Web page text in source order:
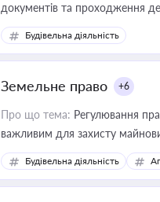
документів та проходження
Будівельна діяльність
Земельне право +6
Про що тема: Регулювання
важливим для захисту
ресурсами
Будівельна діяльність